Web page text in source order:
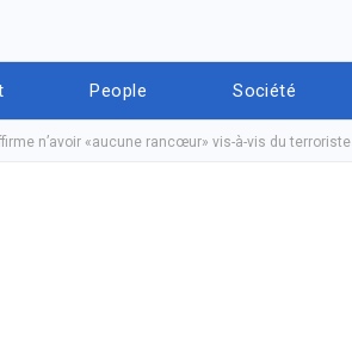
People Société
n’avoir «aucune rancœur» vis-à-vis du terroriste